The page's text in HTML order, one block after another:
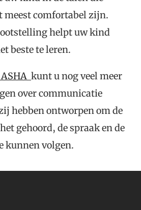
meest comfortabel zijn.
helpt uw kind
beste te leren.
kunt u nog veel meer
over communicatie
hebben ontworpen om de
gehoord, de spraak en de
kunnen volgen.